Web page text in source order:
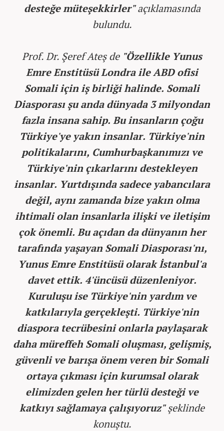
desteğe müteşekkirler"açıklamasında
bulundu.
Prof. Dr. Şeref Ateş de"Özellikle Yunus
Emre Enstitüsü Londra ile ABD ofisi
Somali için iş birliği halinde. Somali
Diasporası şu anda dünyada 3 milyondan
fazla insana sahip. Bu insanların çoğu
Türkiye'ye yakın insanlar. Türkiye'nin
politikalarını, Cumhurbaşkanımızı ve
Türkiye'nin çıkarlarını destekleyen
insanlar. Yurtdışında sadece yabancılara
değil, aynı zamanda bize yakın olma
ihtimali olan insanlarla ilişki ve iletişim
çok önemli. Bu açıdan da dünyanın her
tarafında yaşayan Somali Diasporası'nı,
Yunus Emre Enstitüsü olarak İstanbul'a
davet ettik. 4'üncüsü düzenleniyor.
Kuruluşu ise Türkiye'nin yardım ve
katkılarıyla gerçekleşti. Türkiye'nin
diaspora tecrübesini onlarla paylaşarak
daha müreffeh Somali oluşması, gelişmiş,
güvenli ve barışa önem veren bir Somali
ortaya çıkması için kurumsal olarak
elimizden gelen her türlü desteği ve
katkıyı sağlamaya çalışıyoruz"şeklinde
konuştu.